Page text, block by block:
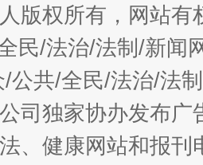
责幌子
版权所有，网站
民/法治/法制/新闻
公共/全民/法治/法
公司独家协办发布
、健康网站和报